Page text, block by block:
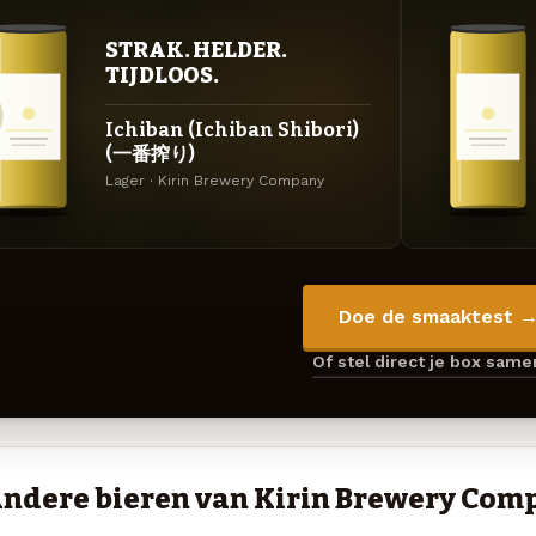
STRAK. HELDER.
TIJDLOOS.
Ichiban (Ichiban Shibori)
(一番搾り)
Lager · Kirin Brewery Company
Doe de smaaktest →
Of stel direct je box
bieren van Kirin Brewery